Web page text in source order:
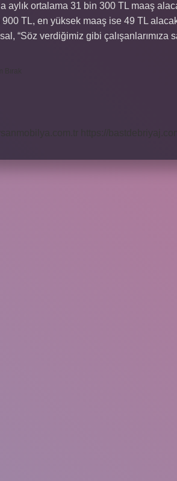
aylık ortalama 31 bin 300 TL maaş
900 TL, en yüksek maaş ise 49 TL
“Söz verdiğimiz gibi çalışanlarımıza